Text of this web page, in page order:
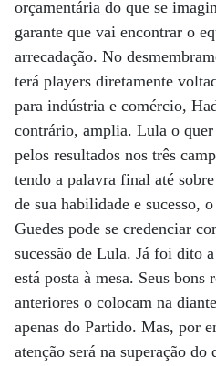
orçamentária do que se
garante que vai encontrar o
arrecadação. No
terá players diretamente
para indústria e comércio,
contrário, amplia. Lula o quer
pelos resultados nos três
tendo a palavra final até
de sua habilidade e sucesso,
Guedes pode se credenciar
sucessão de Lula. Já foi dito
está posta à mesa. Seus bons
anteriores o colocam na
apenas do Partido. Mas, por
atenção será na superação